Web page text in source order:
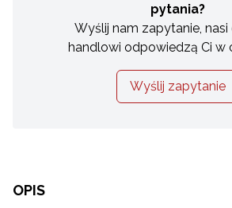
pytania?
Wyślij nam zapytanie,
handlowi odpowiedzą Ci w
Wyślij zapytanie
OPIS